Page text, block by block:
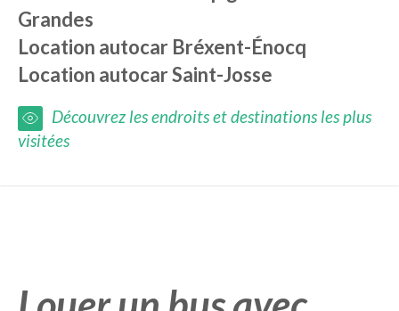
Grandes
Location autocar Bréxent-Énocq
Location autocarSaint-Josse
Découvrez les endroits et destinations les plus
visitées